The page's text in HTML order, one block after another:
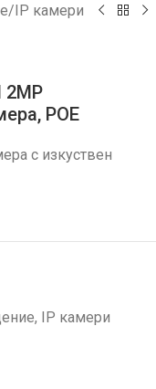
/IP камери
2MP
POE
с изкуствен
, IP камери